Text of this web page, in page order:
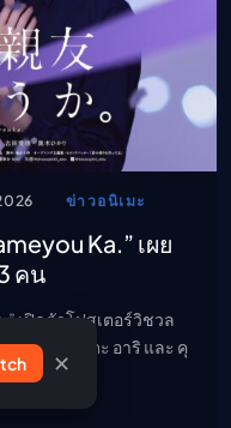
ข่าวอนิเมะ
Ka.” เผย
คน
เปิดตัวโปสเตอร์วิชวล
อุจิ ยูฮิ, ฟุรุตะ อาริ และ คุ
✕